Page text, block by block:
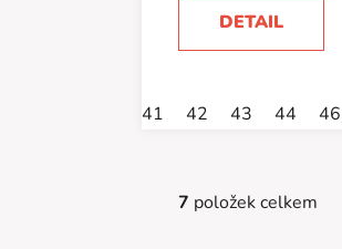
DETAIL
41 42 43 44 46
O
7 položek celkem